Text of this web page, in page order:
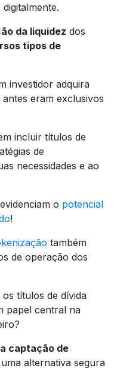
da liquidez dos
tipos de
investidor adquira
eram exclusivos
incluir títulos de
de
necessidades e ao
o potencial
!
também
de operação dos
títulos de dívida
papel central na
captação de
alternativa segura